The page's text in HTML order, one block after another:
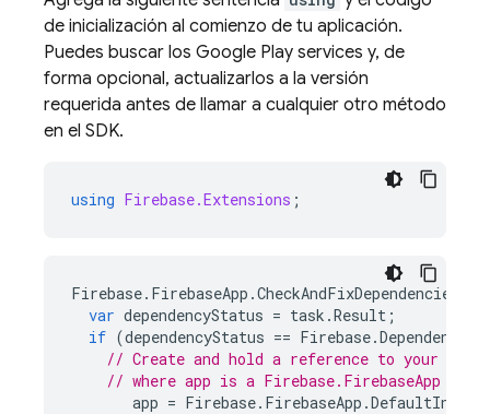
de inicialización al comienzo de tu aplicación.
Puedes buscar los Google Play services y, de
forma opcional, actualizarlos a la versión
requerida antes de llamar a cualquier otro método
en el SDK.
using Firebase.Extensions ;
Firebase. FirebaseApp .
var dependencyStatus = task .Result ;
if (dependencyStatus == Firebase.
// Create and hold a reference to your
// where app is a Firebase.FirebaseApp
app = Firebase. FirebaseApp .